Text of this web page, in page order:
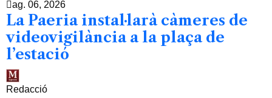
ag. 06, 2026
La Paeria instal·larà càmeres de
videovigilància a la plaça de
l’estació
Redacció